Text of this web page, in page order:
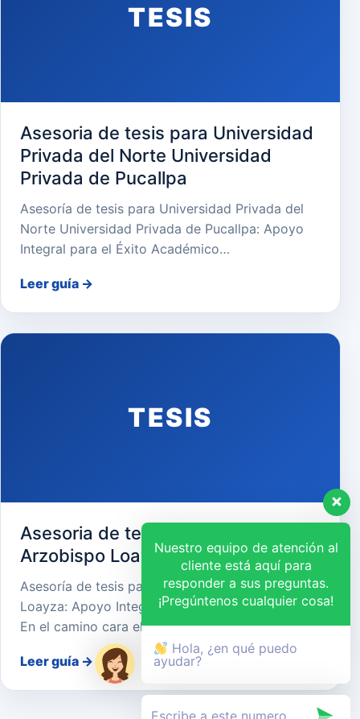
TESIS
Asesoria de tesis para Universidad
Privada del Norte Universidad
Privada de Pucallpa
Asesoría de tesis para Universidad Privada del
Norte Universidad Privada de Pucallpa: Apoyo
Integral para el Éxito Académico…
Leer guía →
TESIS
Asesoria de tesis para Universidad
Arzobispo Loayza
Asesoría de tesis para Universidad Arzobispo
Loayza: Apoyo Integral para el Éxito Académico
En el camino cara el…
Leer guía →
Nuestro equipo de atención al
cliente está aquí para
responder a sus preguntas.
¡Pregúntenos cualquier cosa!
Hola, ¿en qué puedo
ayudar?